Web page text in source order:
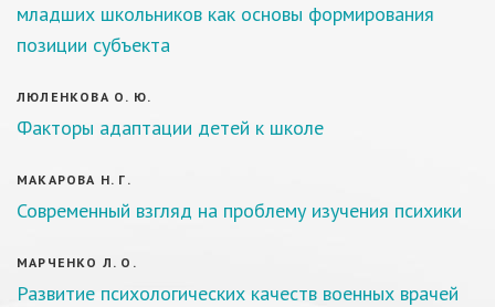
младших школьников как основы формирования
позиции субъекта
ЛЮЛЕНКОВА О. Ю.
Факторы адаптации детей к школе
МАКАРОВА Н. Г.
Современный взгляд на проблему изучения психики
МАРЧЕНКО Л. О.
Развитие психологических качеств военных врачей